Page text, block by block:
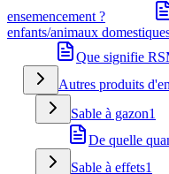
ensemencement ?
enfants/animaux
Que signifie
Autres produits
Sable à gazon1
De quelle
Sable à effets1